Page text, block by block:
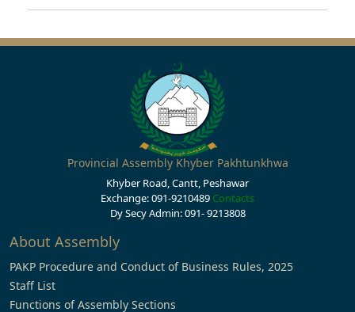
Provincial Assembly Khyber Pakhtunkhwa
Khyber Road, Cantt, Peshawar
Exchange: 091-9210489 Contacts
Dy Secy Admin: 091- 9213808
About Assembly
PAKP Procedure and Conduct of Business Rules, 2025
Staff List
Functions of Assembly Sections